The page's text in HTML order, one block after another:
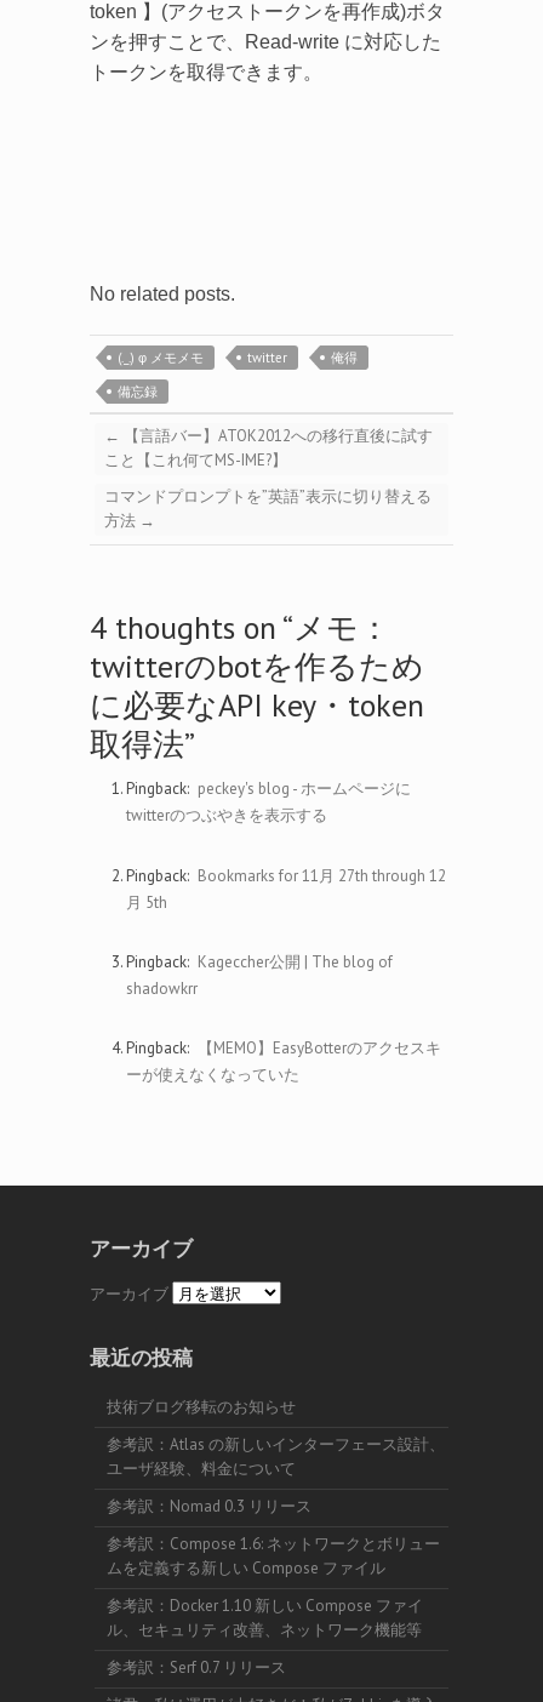
token 】(アクセストークンを再作成)ボタ
ンを押すことで、Read-write に対応した
トークンを取得できます。
No related posts.
(._.) φ メモメモ twitter
俺得
備忘録
←
【言語バー】ATOK2012への移行直後に試す
こと【これ何てMS-IME?】
コマンドプロンプトを”英語”表示に切り替える
方法 →
4 thoughts on “メモ：
twitterのbotを作るため
に必要なAPI key・token
取得法”
Pingback: peckey's blog - ホームページに
twitterのつぶやきを表示する
Pingback: Bookmarks for 11月 27th through 12
月 5th
Pingback: Kageccher公開 | The blog of
shadowkrr
Pingback:
【MEMO】EasyBotterのアクセスキ
ーが使えなくなっていた
アーカイブ
アーカイブ
最近の投稿
技術ブログ移転のお知らせ
参考訳：Atlas の新しいインターフェース設計、
ユーザ経験、料金について
参考訳：Nomad 0.3 リリース
参考訳：Compose 1.6: ネットワークとボリュー
ムを定義する新しい Compose ファイル
参考訳：Docker 1.10 新しい Compose ファイ
ル、セキュリティ改善、ネットワーク機能等
参考訳：Serf 0.7 リリース